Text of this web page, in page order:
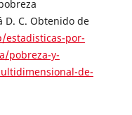
C. Obtenido de
estadisticas-por-
pobreza-y-
de-